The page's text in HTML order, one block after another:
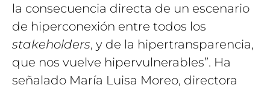
la consecuencia directa de un escenario
de hiperconexión entre todos los
stakeholders, y de la hipertransparencia,
que nos vuelve hipervulnerables”. Ha
señalado María Luisa Moreo, directora